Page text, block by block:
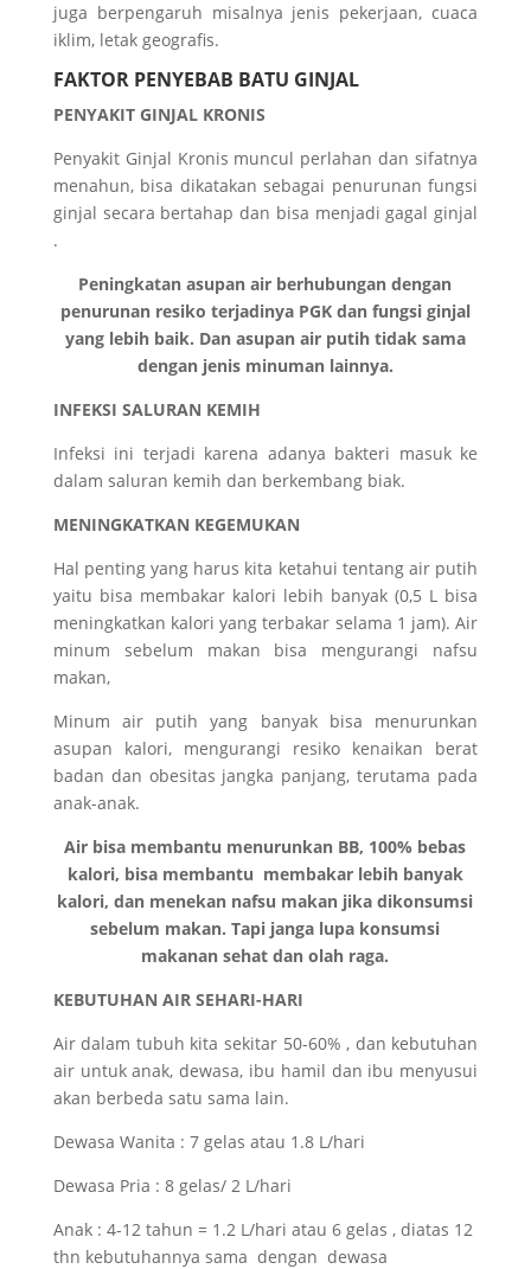
juga berpengaruh misalnya jenis pekerjaan, cuaca
iklim, letak geografis.
FAKTOR PENYEBAB BATU GINJAL
PENYAKIT GINJAL KRONIS
Penyakit Ginjal Kronis muncul perlahan dan sifatnya
menahun, bisa dikatakan sebagai penurunan fungsi
ginjal secara bertahap dan bisa menjadi gagal ginjal
.
Peningkatan asupan air berhubungan dengan
penurunan resiko terjadinya PGK dan fungsi ginjal
yang lebih baik. Dan asupan air putih tidak sama
dengan jenis minuman lainnya.
INFEKSI SALURAN KEMIH
Infeksi ini terjadi karena adanya bakteri masuk ke
dalam saluran kemih dan berkembang biak.
MENINGKATKAN KEGEMUKAN
Hal penting yang harus kita ketahui tentang air putih
yaitu bisa membakar kalori lebih banyak (0,5 L bisa
meningkatkan kalori yang terbakar selama 1 jam). Air
minum sebelum makan bisa mengurangi nafsu
makan,
Minum air putih yang banyak bisa menurunkan
asupan kalori, mengurangi resiko kenaikan berat
badan dan obesitas jangka panjang, terutama pada
anak-anak.
Air bisa membantu menurunkan BB, 100% bebas
kalori, bisa membantu membakar lebih banyak
kalori, dan menekan nafsu makan jika dikonsumsi
sebelum makan. Tapi janga lupa konsumsi
makanan sehat dan olah raga.
KEBUTUHAN AIR SEHARI-HARI
Air dalam tubuh kita sekitar 50-60% , dan kebutuhan
air untuk anak, dewasa, ibu hamil dan ibu menyusui
akan berbeda satu sama lain.
Dewasa Wanita : 7 gelas atau 1.8 L/hari
Dewasa Pria : 8 gelas/ 2 L/hari
Anak : 4-12 tahun = 1.2 L/hari atau 6 gelas , diatas 12
thn kebutuhannya sama dengan dewasa